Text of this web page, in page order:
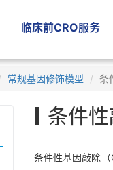
临床前CRO服务
常规基因修饰模型 条
条件
条件性基因敲除